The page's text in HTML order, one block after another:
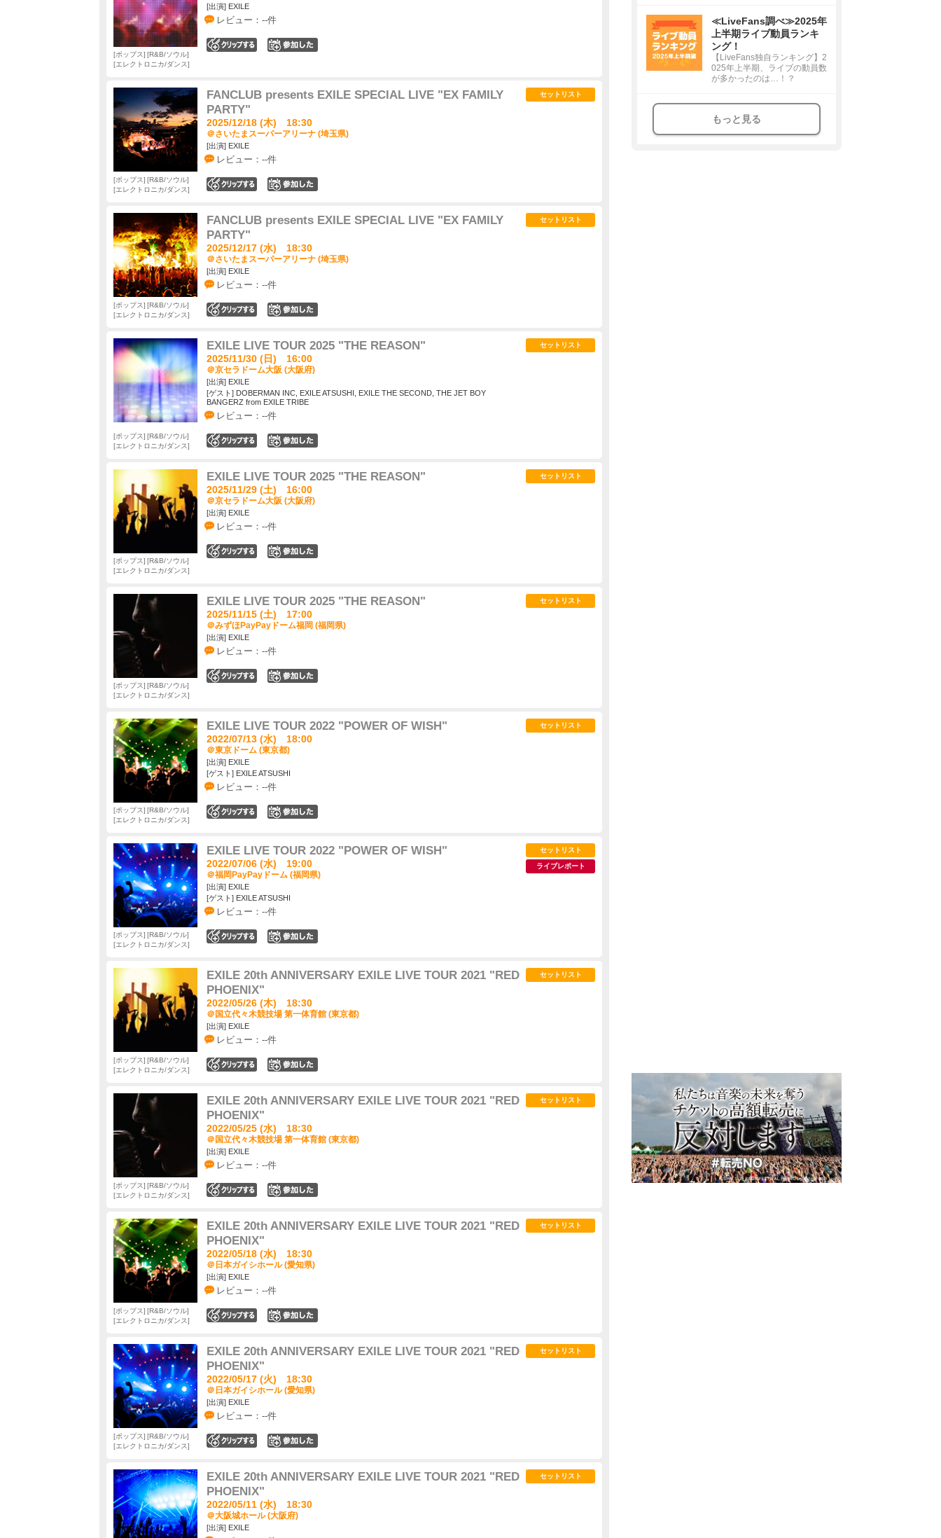
[出演] EXILE
レビュー：--件
ポップス
R&B/ソウル
エレクトロニカ/ダンス
FANCLUB presents EXILE SPECIAL LIVE "EX FAMILY
PARTY"
2025/12/18 (木) 18:30
＠さいたまスーパーアリーナ (埼玉県)
[出演] EXILE
レビュー：--件
セットリスト
ポップス
R&B/ソウル
エレクトロニカ/ダンス
FANCLUB presents EXILE SPECIAL LIVE "EX FAMILY
PARTY"
2025/12/17 (水) 18:30
＠さいたまスーパーアリーナ (埼玉県)
[出演] EXILE
レビュー：--件
セットリスト
ポップス
R&B/ソウル
エレクトロニカ/ダンス
EXILE LIVE TOUR 2025 "THE REASON"
2025/11/30 (日) 16:00
＠京セラドーム大阪 (大阪府)
[出演] EXILE
[ゲスト] DOBERMAN INC, EXILE ATSUSHI, EXILE THE SECOND, THE JET BOY
BANGERZ from EXILE TRIBE
レビュー：--件
セットリスト
ポップス
R&B/ソウル
エレクトロニカ/ダンス
EXILE LIVE TOUR 2025 "THE REASON"
2025/11/29 (土) 16:00
＠京セラドーム大阪 (大阪府)
[出演] EXILE
レビュー：--件
セットリスト
ポップス
R&B/ソウル
エレクトロニカ/ダンス
EXILE LIVE TOUR 2025 "THE REASON"
2025/11/15 (土) 17:00
＠みずほPayPayドーム福岡 (福岡県)
[出演] EXILE
レビュー：--件
セットリスト
ポップス
R&B/ソウル
エレクトロニカ/ダンス
EXILE LIVE TOUR 2022 "POWER OF WISH"
2022/07/13 (水) 18:00
＠東京ドーム (東京都)
[出演] EXILE
[ゲスト] EXILE ATSUSHI
レビュー：--件
セットリスト
ポップス
R&B/ソウル
エレクトロニカ/ダンス
EXILE LIVE TOUR 2022 "POWER OF WISH"
2022/07/06 (水) 19:00
＠福岡PayPayドーム (福岡県)
[出演] EXILE
[ゲスト] EXILE ATSUSHI
レビュー：--件
セットリスト
ライブレポート
ポップス
R&B/ソウル
エレクトロニカ/ダンス
EXILE 20th ANNIVERSARY EXILE LIVE TOUR 2021 "RED
PHOENIX"
2022/05/26 (木) 18:30
＠国立代々木競技場 第一体育館 (東京都)
[出演] EXILE
レビュー：--件
セットリスト
ポップス
R&B/ソウル
エレクトロニカ/ダンス
EXILE 20th ANNIVERSARY EXILE LIVE TOUR 2021 "RED
PHOENIX"
2022/05/25 (水) 18:30
＠国立代々木競技場 第一体育館 (東京都)
[出演] EXILE
レビュー：--件
セットリスト
ポップス
R&B/ソウル
エレクトロニカ/ダンス
EXILE 20th ANNIVERSARY EXILE LIVE TOUR 2021 "RED
PHOENIX"
2022/05/18 (水) 18:30
＠日本ガイシホール (愛知県)
[出演] EXILE
レビュー：--件
セットリスト
ポップス
R&B/ソウル
エレクトロニカ/ダンス
EXILE 20th ANNIVERSARY EXILE LIVE TOUR 2021 "RED
PHOENIX"
2022/05/17 (火) 18:30
＠日本ガイシホール (愛知県)
[出演] EXILE
レビュー：--件
セットリスト
ポップス
R&B/ソウル
エレクトロニカ/ダンス
EXILE 20th ANNIVERSARY EXILE LIVE TOUR 2021 "RED
PHOENIX"
2022/05/11 (水) 18:30
＠大阪城ホール (大阪府)
[出演] EXILE
セットリスト
≪LiveFans調べ≫2025年
上半期ライブ動員ランキ
ング！
【LiveFans独自ランキング】2
025年上半期、ライブの動員数
が多かったのは…！？
もっと見る